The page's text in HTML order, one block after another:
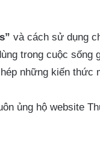
và cách sử dụng
trong cuộc sống
những kiến thức
ủng hộ website